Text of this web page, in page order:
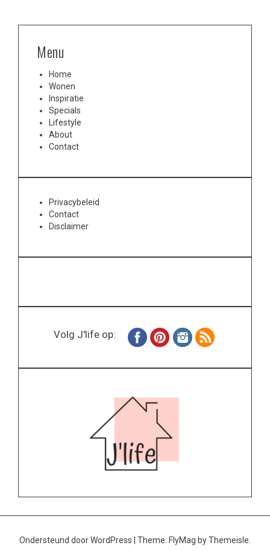
Menu
Home
Wonen
Inspiratie
Specials
Lifestyle
About
Contact
Privacybeleid
Contact
Disclaimer
Volg J'life op:
Ondersteund door WordPress Theme: FlyMag by Themeisle.